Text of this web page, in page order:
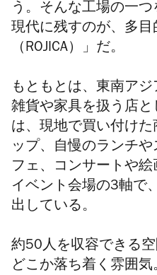
う。そんな工場の一
現代に残すのが、多
（ROJICA）」だ。
もともとは、東南ア
雑貨や家具を扱う店
は、現地で買い付け
ップ、自慢のランチ
フェ、コンサートや
イベント会場の3軸で
出している。
約50人を収容できる
どこか落ち着く雰囲